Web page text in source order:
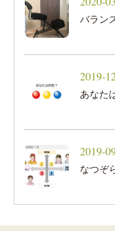
バラン
2019-
あなた
2019-
なつぞ